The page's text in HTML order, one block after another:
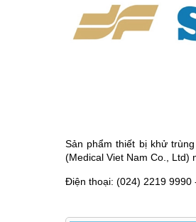
Sản phẩm thiết bị khử
(Medical Viet Nam Co., Ltd)
Điện thoại: (024) 2219